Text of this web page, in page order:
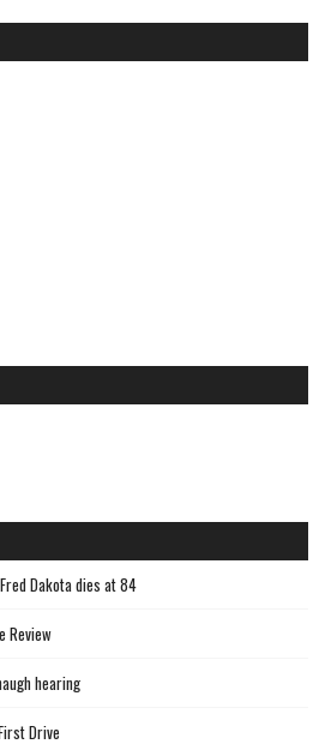
Dakota dies at 84
Review
hearing
Drive